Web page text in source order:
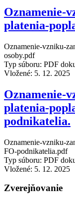
Oznamenie-
platenia-
Oznamenie-vzniku-
osoby.pdf
Typ súboru: PDF
Vložené: 5. 12. 2025
Oznamenie-
platenia-
podnikatelia.
Oznamenie-vzniku-
FO-podnikatelia.pdf
Typ súboru: PDF
Vložené: 5. 12. 2025
Zverejňovanie